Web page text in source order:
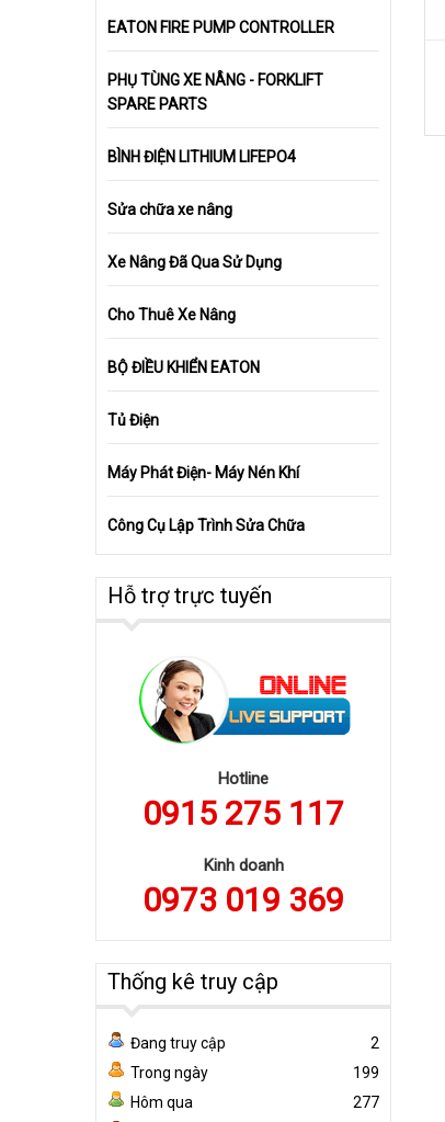
EATON FIRE PUMP CONTROLLER
PHỤ TÙNG XE NÂNG - FORKLIFT
SPARE PARTS
BÌNH ĐIỆN LITHIUM LIFEPO4
Sửa chữa xe nâng
Xe Nâng Đã Qua Sử Dụng
Cho Thuê Xe Nâng
BỘ ĐIỀU KHIỂN EATON
Tủ Điện
Máy Phát Điện- Máy Nén Khí
Công Cụ Lập Trình Sửa Chữa
Hỗ trợ trực tuyến
Hotline
0915 275 117
Kinh doanh
0973 019 369
Thống kê truy cập
Đang truy cập
2
Trong ngày
199
Hôm qua
277